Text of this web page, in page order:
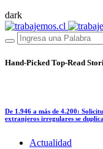
dark
Hand-Picked Top-Read
De 1.946 a más de 4.200:
extranjeros irregulares se
Actualidad